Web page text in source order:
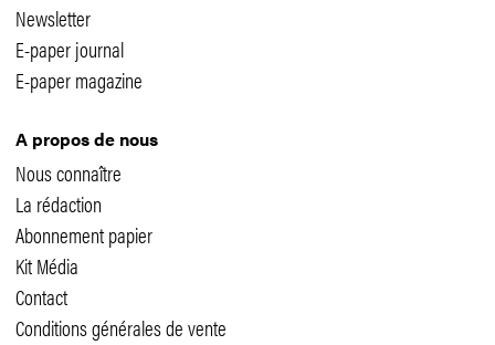
Newsletter
E-paper journal
E-paper magazine
A propos de nous
Nous connaître
La rédaction
Abonnement papier
Kit Média
Contact
Conditions générales de vente